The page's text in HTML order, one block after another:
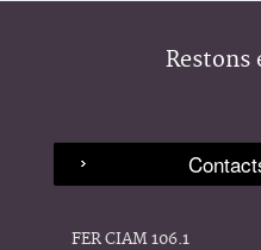
Restons
FER CIAM 106.1